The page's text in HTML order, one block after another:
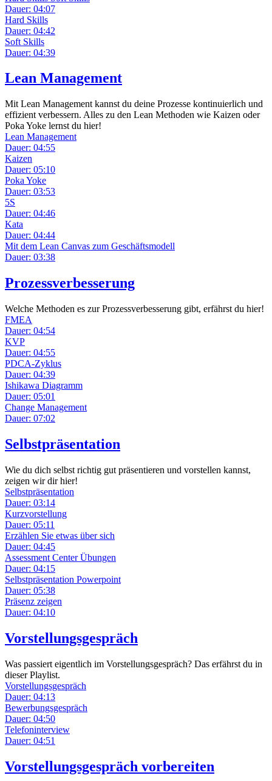
Dauer: 04:07
Hard Skills
Dauer: 04:42
Soft Skills
Dauer: 04:39
Lean Management
Mit Lean Management kannst du deine Prozesse kontinuierlich und
effizient verbessern. Alles zu den Lean Methoden wie Kaizen oder
Poka Yoke lernst du hier!
Lean Management
Dauer: 04:55
Kaizen
Dauer: 05:10
Poka Yoke
Dauer: 03:53
5S
Dauer: 04:46
Kata
Dauer: 04:44
Mit dem Lean Canvas zum Geschäftsmodell
Dauer: 03:38
Prozessverbesserung
Welche Methoden es zur Prozessverbesserung gibt, erfährst du hier!
FMEA
Dauer: 04:54
KVP
Dauer: 04:55
PDCA-Zyklus
Dauer: 04:39
Ishikawa Diagramm
Dauer: 05:01
Change Management
Dauer: 07:02
Selbstpräsentation
Wie du dich selbst richtig gut präsentieren und vorstellen kannst,
zeigen wir dir hier!
Selbstpräsentation
Dauer: 03:14
Kurzvorstellung
Dauer: 05:11
Erzählen Sie etwas über sich
Dauer: 04:45
Assessment Center Übungen
Dauer: 04:15
Selbstpräsentation Powerpoint
Dauer: 05:38
Präsenz zeigen
Dauer: 04:10
Vorstellungsgespräch
Was passiert eigentlich im Vorstellungsgespräch? Das erfährst du in
dieser Playlist.
Vorstellungsgespräch
Dauer: 04:13
Bewerbungsgespräch
Dauer: 04:50
Telefoninterview
Dauer: 04:51
Vorstellungsgespräch vorbereiten